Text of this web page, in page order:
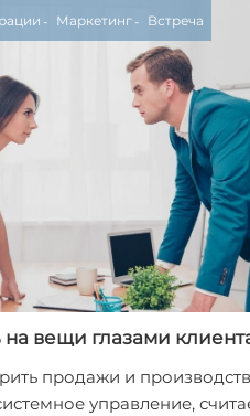
Маркетинг Встреча
вещи глазами
продажи и
управление,